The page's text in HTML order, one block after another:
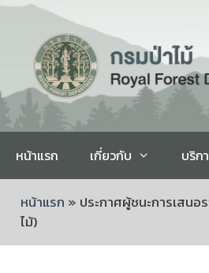
หน้าแรก เกี่ยวกับ บริก
หน้าแรก » ประกาศผู้ชนะการเสน
ไม้)